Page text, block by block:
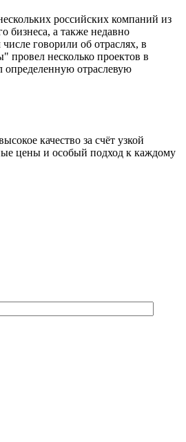
российских компаний из
бизнеса, а также недавно
говорили об отраслях, в
провел несколько проектов в
определенную отраслевую
качество за счёт узкой
цены и особый подход к каждому